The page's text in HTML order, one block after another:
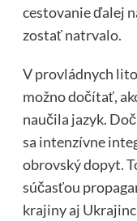
cestovanie ďalej
zostať natrvalo.
V provládnych
možno dočítať,
naučila jazyk.
sa intenzívne
obrovský dopyt.
súčasťou
krajiny aj